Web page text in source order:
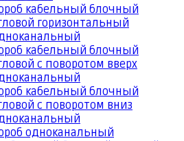
кабельный блочный
горизонтальный
кабельный блочный
с поворотом вверх
кабельный блочный
с поворотом вниз
одноканальный